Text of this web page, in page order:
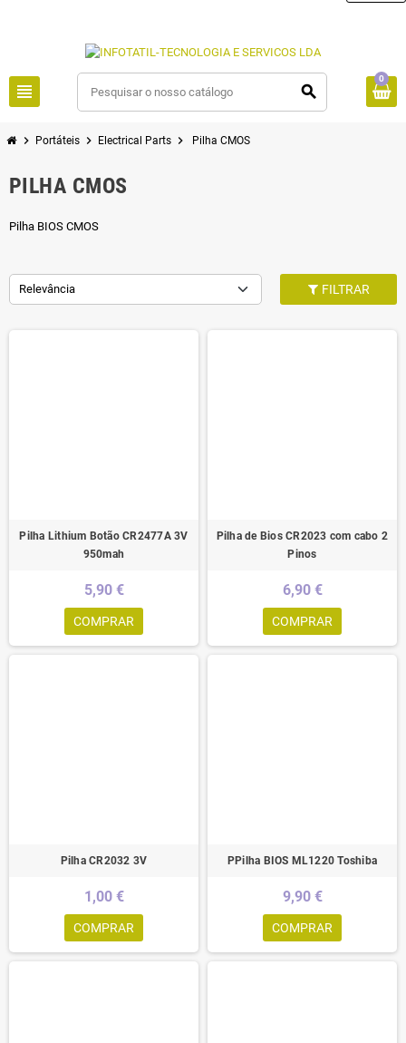
view_headline search
0
chevron_right Portáteis chevron_right Electrical Parts chevron_right Pilha CMOS
PILHA CMOS
Pilha BIOS CMOS
Relevância FILTRAR
Pilha Lithium Botão CR2477A 3V
950mah
5,90 €
COMPRAR
Pilha de Bios CR2023 com cabo 2
Pinos
6,90 €
COMPRAR
Pilha CR2032 3V
1,00 €
COMPRAR
PPilha BIOS ML1220 Toshiba
9,90 €
COMPRAR